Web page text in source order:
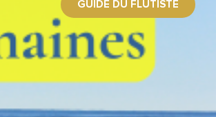
GUIDE DU FLÛTISTE